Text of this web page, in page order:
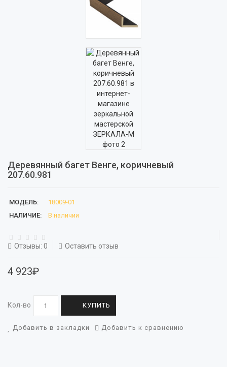
Деревянный багет Венге, коричневый
207.60.981
МОДЕЛЬ:
18009-01
НАЛИЧИЕ:
В наличии
Отзывы: 0 Оставить отзыв
4 923₽
Кол-во КУПИТЬ
Добавить в закладки Добавить к сравнению